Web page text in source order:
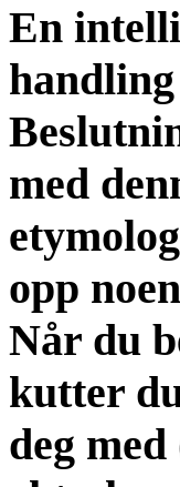
En
handling
med
opp
Når du
kutter
deg